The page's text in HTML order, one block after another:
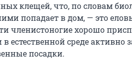
клещей, что, по словам
попадает в дом, — это
членистоногие хорошо
среде активно
посадки.